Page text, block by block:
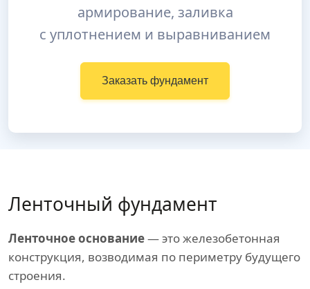
армирование, заливка
с уплотнением и выравниванием
Заказать фундамент
Ленточный фундамент
Ленточное основание— это железобетонная
конструкция, возводимая по периметру будущего
строения.